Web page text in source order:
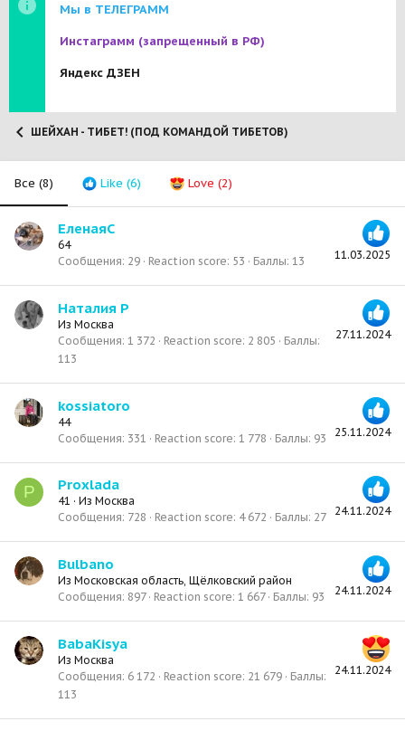
Мы в ТЕЛЕГРАММ
Инстаграмм (запрещенный в РФ)
Яндекс ДЗЕН
ШЕЙХАН - ТИБЕТ! (ПОД КОМАНДОЙ ТИБЕТОВ)
Все (8) Like (6) Love (2)
11.03.2025
ЕленаяС
64
Сообщения 29 Reaction score 53 Баллы 13
27.11.2024
Наталия Р
Из Москва
Сообщения 1 372 Reaction score 2 805
Баллы
113
25.11.2024
kossiatoro
44
Сообщения 331 Reaction score 1 778 Баллы 93
P
24.11.2024
Proxlada
41 · Из Москва
Сообщения 728 Reaction score 4 672 Баллы 27
24.11.2024
Bulbano
Из Московская область, Щёлковский район
Сообщения 897 Reaction score 1 667 Баллы 93
24.11.2024
BabaKisya
Из Москва
Сообщения 6 172 Reaction score 21 679
Баллы
113